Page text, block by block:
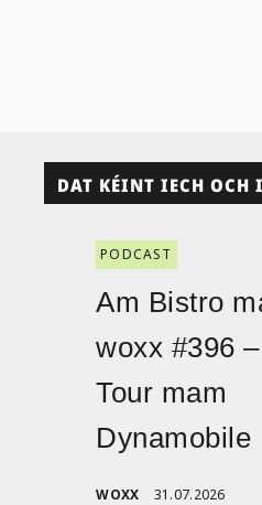
DAT KÉINT IECH OCH
PODCAST
Am Bistro
woxx #396
Tour mam
Dynamobile
WOXX 31.07.2026